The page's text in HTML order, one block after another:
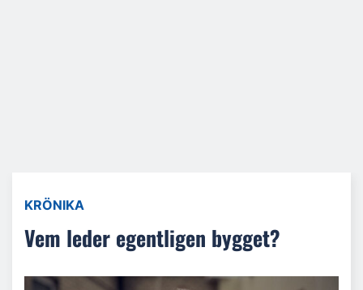
KRÖNIKA
Vem leder egentligen bygget?